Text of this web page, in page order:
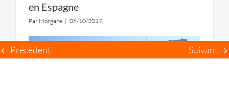
Précédent Suivant
en Espagne
Par Morgane | 06/10/2017